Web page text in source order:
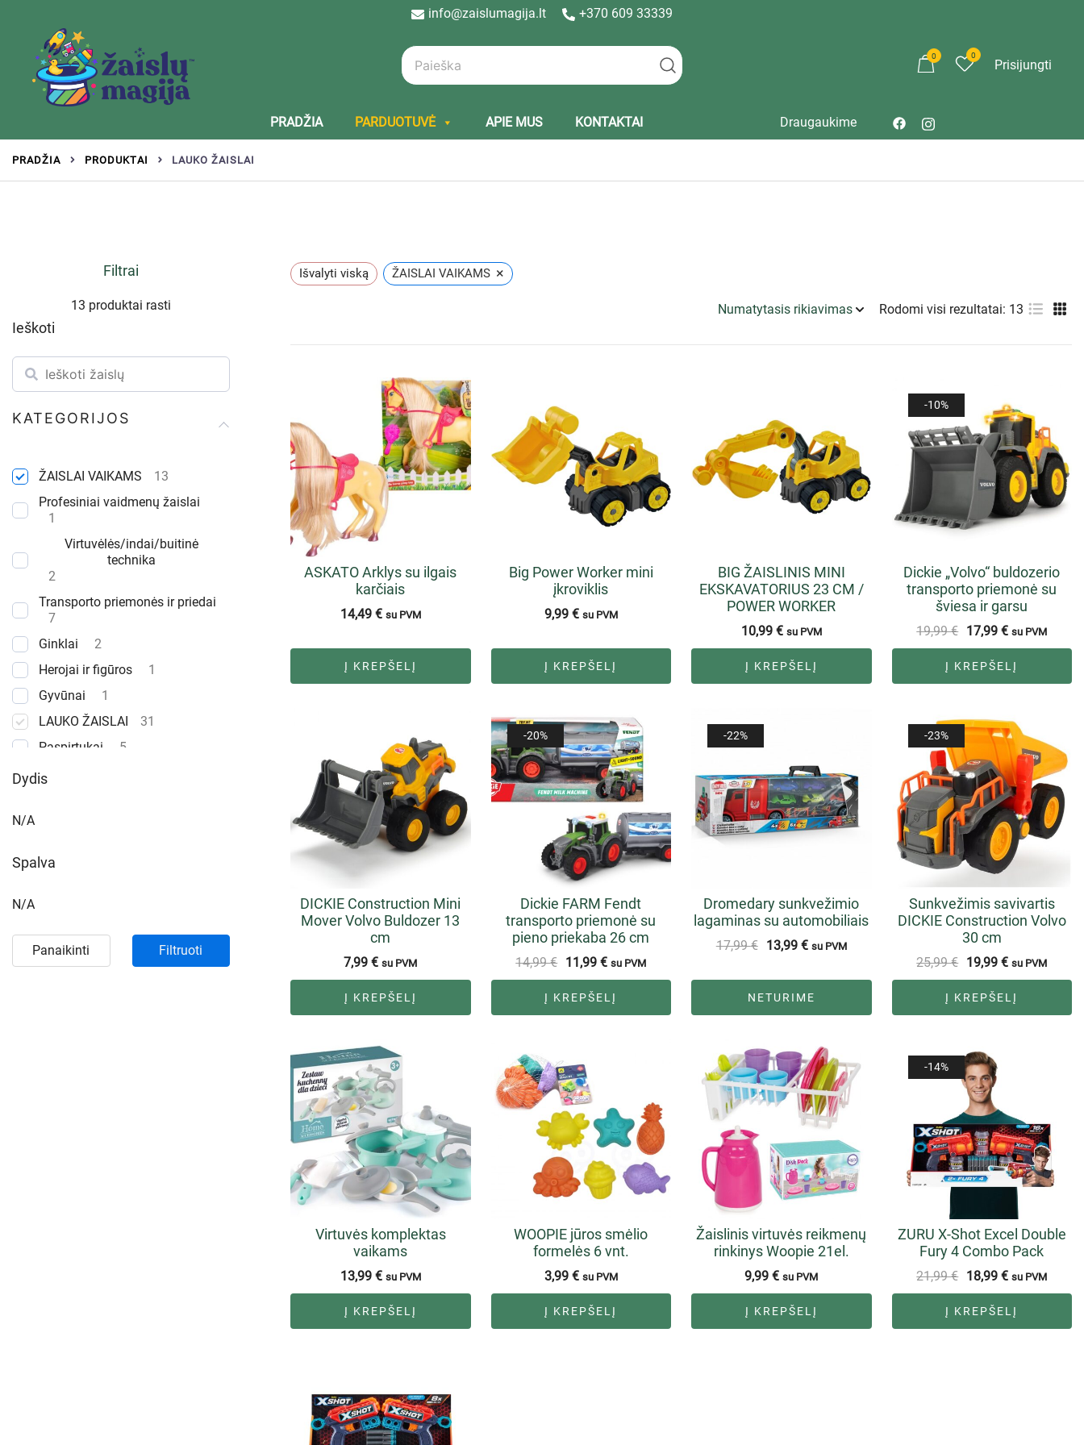
info@zaislumagija.lt +370 609 33339
Zaislumagija.lt – žaislų parduotuvė vaikams
Žaislai tinkantys įvairaus amžiaus vaikams
0 0
Prisijungti
PRADŽIA PARDUOTUVĖ APIE MUS KONTAKTAI Draugaukime
PRADŽIA PRODUKTAI LAUKO ŽAISLAI
Išvalyti viską ŽAISLAI VAIKAMS ×
Rodomi visi rezultatai: 13
ASKATO Arklys su ilgais
karčiais
14,49 € su PVM
Į KREPŠELĮ
Big Power Worker mini
įkroviklis
9,99 € su PVM
Į KREPŠELĮ
BIG ŽAISLINIS MINI
EKSKAVATORIUS 23 CM /
POWER WORKER
10,99 € su PVM
Į KREPŠELĮ
-10%
Dickie „Volvo“ buldozerio
transporto priemonė su
šviesa ir garsu
19,99€ 17,99€ su PVM
Į KREPŠELĮ
DICKIE Construction Mini
Mover Volvo Buldozer 13
cm
7,99€ su PVM
Į KREPŠELĮ
-20%
Dickie FARM Fendt
transporto priemonė su
pieno priekaba 26 cm
14,99€ 11,99€ su PVM
Į KREPŠELĮ
-22%
Dromedary sunkvežimio
lagaminas su automobiliais
17,99€ 13,99 € su PVM
NETURIME
-23%
Sunkvežimis savivartis
DICKIE Construction Volvo
30 cm
25,99€ 19,99€ su PVM
Į KREPŠELĮ
Virtuvės komplektas
vaikams
13,99 € su PVM
Į KREPŠELĮ
WOOPIE jūros smėlio
formelės 6 vnt.
3,99 € su PVM
Į KREPŠELĮ
Žaislinis virtuvės reikmenų
rinkinys Woopie 21el.
9,99€ su PVM
Į KREPŠELĮ
-14%
ZURU X-Shot Excel Double
Fury 4 Combo Pack
21,99€ 18,99€ su PVM
Į KREPŠELĮ
Filtrai
13 produktai rasti
Ieškoti
KATEGORIJOS
ŽAISLAI VAIKAMS
13
Profesiniai vaidmenų žaislai
1
Virtuvėlės/indai/buitinė
technika
2
Transporto priemonės ir priedai
7
Ginklai
2
Herojai ir figūros
1
Gyvūnai
1
LAUKO ŽAISLAI
31
Paspirtukai
5
Paspiriamos mašinėlės
Dydis
N/A
Spalva
N/A
Filtruoti
Panaikinti